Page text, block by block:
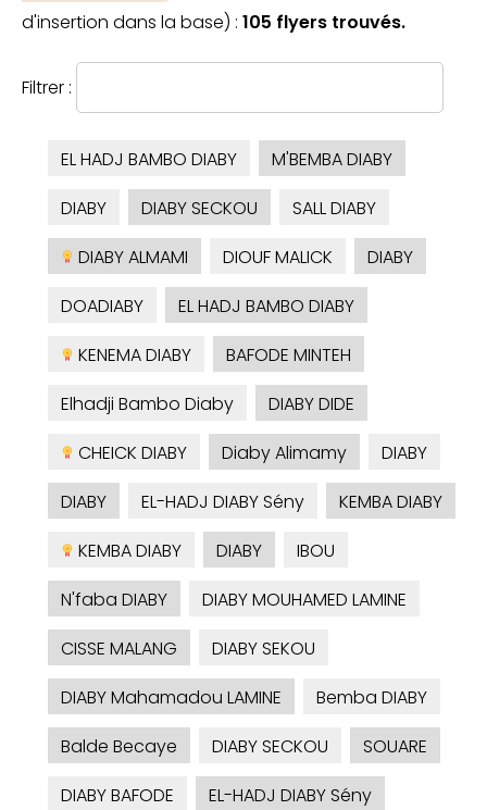
d'insertion dans la base) : 105 flyers trouvés.
Filtrer :
EL HADJ BAMBO DIABY
M'BEMBA DIABY
DIABY
DIABY SECKOU
SALL DIABY
DIABY ALMAMI
DIOUF MALICK
DIABY
DOADIABY
EL HADJ BAMBO DIABY
KENEMA DIABY
BAFODE MINTEH
Elhadji Bambo Diaby
DIABY DIDE
CHEICK DIABY
Diaby Alimamy
DIABY
DIABY
EL-HADJ DIABY Sény
KEMBA DIABY
KEMBA DIABY
DIABY
IBOU
N'faba DIABY
DIABY MOUHAMED LAMINE
CISSE MALANG
DIABY SEKOU
DIABY Mahamadou LAMINE
Bemba DIABY
Balde Becaye
DIABY SECKOU
SOUARE
DIABY BAFODE
EL-HADJ DIABY Sény